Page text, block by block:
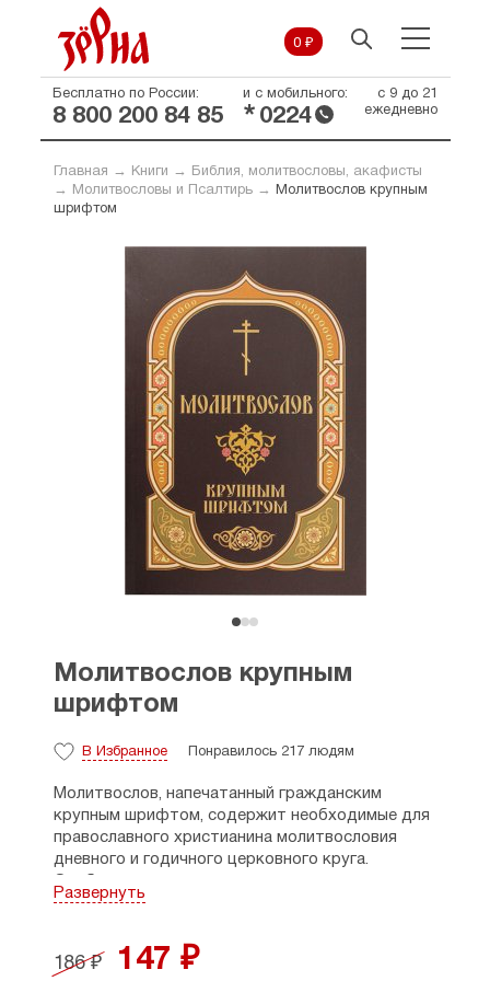
0 ₽
Бесплатно по России:
8 800 200 84 85
и с мобильного:
* 0224
с 9 до 21
ежедневно
Главная → Книги →
Библия, молитвословы, акафисты
→
Молитвословы и Псалтирь→
Молитвослов крупным
шрифтом
Молитвослов крупным
шрифтом
В Избранное Понравилось 217 людям
Молитвослов, напечатанный гражданским
крупным шрифтом, содержит необходимые для
православного христианина молитвословия
дневного и годичного церковного круга.
удобный средний формат и крупный шрифт, что
молитв и чинопоследований. Каноны ко Святому
Причащению раздельные.
Развернуть
186 ₽ 147 ₽